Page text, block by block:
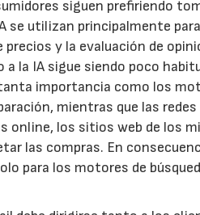
siguen prefiriendo
se utilizan principalmente
y la evaluación de
la IA sigue siendo poco
importancia como los
mientras que las
online, los sitios web de los
las compras. En
para los motores de